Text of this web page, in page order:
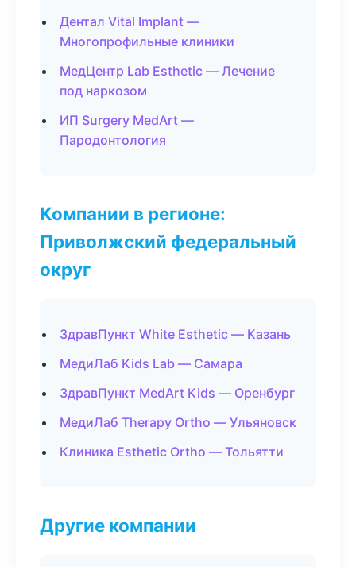
Дентал Vital Implant —
Многопрофильные клиники
МедЦентр Lab Esthetic — Лечение
под наркозом
ИП Surgery MedArt —
Пародонтология
Компании в регионе:
Приволжский федеральный
округ
ЗдравПункт White Esthetic — Казань
МедиЛаб Kids Lab — Самара
ЗдравПункт MedArt Kids — Оренбург
МедиЛаб Therapy Ortho — Ульяновск
Клиника Esthetic Ortho — Тольятти
Другие компании